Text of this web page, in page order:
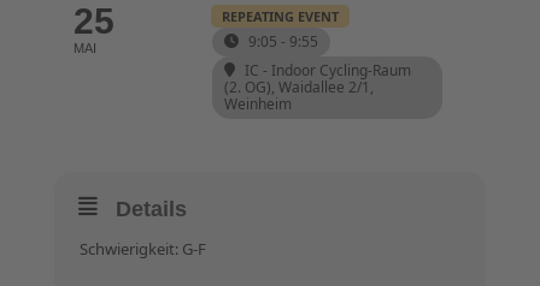
25
MAI
REPEATING EVENT
9:05 - 9:55
IC - Indoor Cycling-Raum
(2. OG), Waidallee 2/1,
Weinheim
Details
Schwierigkeit: G-F